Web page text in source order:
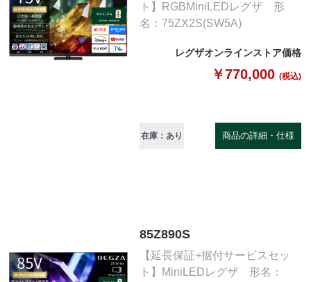
ト】RGBMiniLEDレグザ 形
名：75ZX2S(SW5A)
レグザオンラインストア価格
￥770,000 (税込)
在庫：あり 商品の詳細・仕様
85Z890S
【延長保証+据付サービスセッ
ト】MiniLEDレグザ 形名：